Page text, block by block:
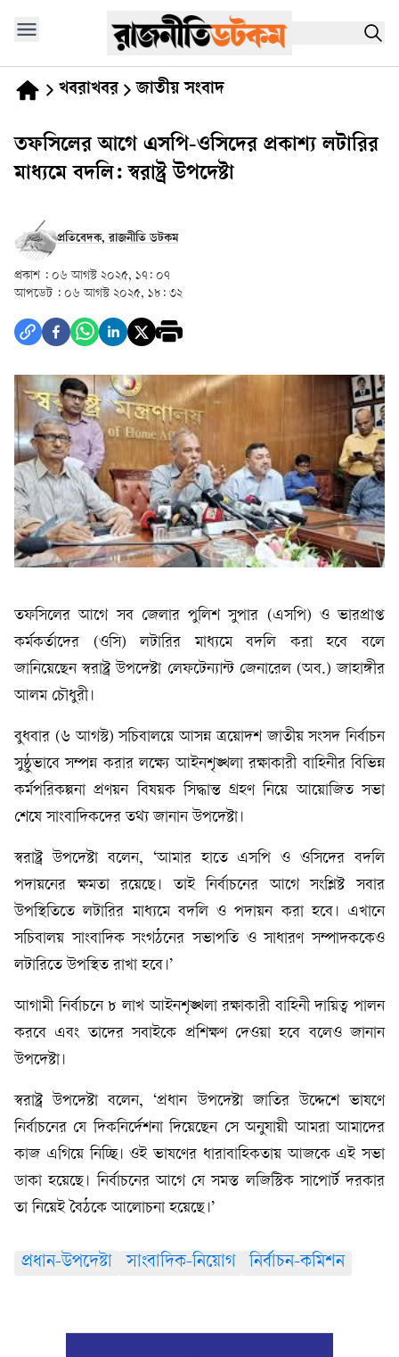
খবরাখবর জাতীয় সংবাদ
তফসিলের আগে এসপি-ওসিদের প্রকাশ্য লটারির
মাধ্যমে বদলি: স্বরাষ্ট্র উপদেষ্টা
প্রতিবেদক, রাজনীতি ডটকম
প্রকাশ : ০৬ আগস্ট ২০২৫, ১৭: ০৭
আপডেট : ০৬ আগস্ট ২০২৫, ১৮: ৩২
তফসিলের আগে সব জেলার পুলিশ সুপার (এসপি) ও ভারপ্রাপ্ত
কর্মকর্তাদের (ওসি) লটারির মাধ্যমে বদলি করা হবে বলে
জানিয়েছেন স্বরাষ্ট্র উপদেষ্টা লেফটেন্যান্ট জেনারেল (অব.) জাহাঙ্গীর
আলম চৌধুরী।
বুধবার (৬ আগস্ট) সচিবালয়ে আসন্ন ত্রয়োদশ জাতীয় সংসদ নির্বাচন
সুষ্ঠুভাবে সম্পন্ন করার লক্ষ্যে আইনশৃঙ্খলা রক্ষাকারী বাহিনীর বিভিন্ন
কর্মপরিকল্পনা প্রণয়ন বিষয়ক সিদ্ধান্ত গ্রহণ নিয়ে আয়োজিত সভা
শেষে সাংবাদিকদের তথ্য জানান উপদেষ্টা।
স্বরাষ্ট্র উপদেষ্টা বলেন, ‘আমার হাতে এসপি ও ওসিদের বদলি
পদায়নের ক্ষমতা রয়েছে। তাই নির্বাচনের আগে সংশ্লিষ্ট সবার
উপস্থিতিতে লটারির মাধ্যমে বদলি ও পদায়ন করা হবে। এখানে
সচিবালয় সাংবাদিক সংগঠনের সভাপতি ও সাধারণ সম্পাদককেও
লটারিতে উপস্থিত রাখা হবে।’
আগামী নির্বাচনে ৮ লাখ আইনশৃঙ্খলা রক্ষাকারী বাহিনী দায়িত্ব পালন
করবে এবং তাদের সবাইকে প্রশিক্ষণ দেওয়া হবে বলেও জানান
উপদেষ্টা।
স্বরাষ্ট্র উপদেষ্টা বলেন, ‘প্রধান উপদেষ্টা জাতির উদ্দেশে ভাষণে
নির্বাচনের যে দিকনির্দেশনা দিয়েছেন সে অনুযায়ী আমরা আমাদের
কাজ এগিয়ে নিচ্ছি। ওই ভাষণের ধারাবাহিকতায় আজকে এই সভা
ডাকা হয়েছে। নির্বাচনের আগে যে সমস্ত লজিস্টিক সাপোর্ট দরকার
তা নিয়েই বৈঠকে আলোচনা হয়েছে।’
প্রধান-উপদেষ্টা সাংবাদিক-নিয়োগ নির্বাচন-কমিশন